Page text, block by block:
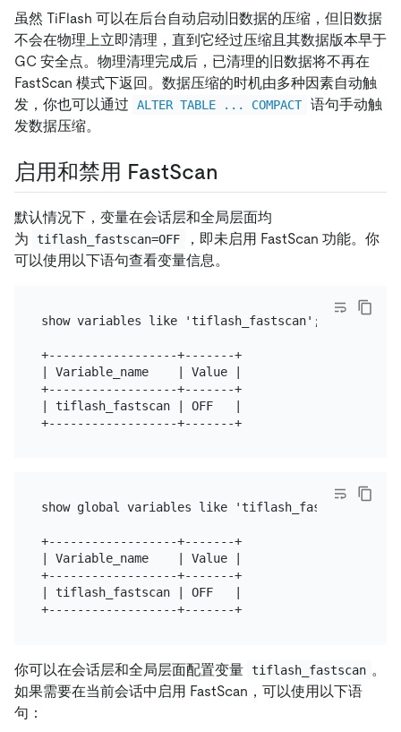
虽然 TiFlash 可以在后台自动启动旧数据的压缩，但旧数据
不会在物理上立即清理，直到它经过压缩且其数据版本早于
GC 安全点。物理清理完成后，已清理的旧数据将不再在
FastScan 模式下返回。数据压缩的时机由多种因素自动触
发，你也可以通过
ALTER TABLE ... COMPACT 语句手动触
发数据压缩。
启用和禁用 FastScan
默认情况下，变量在会话层和全局层面均
为
tiflash_fastscan=OFF
，即未启用 FastScan 功能。你
可以使用以下语句查看变量信息。
show variables like 'tiflash_fastscan';
+------------------+-------+
| Variable_name    | Value |
+------------------+-------+
| tiflash_fastscan | OFF   |
+------------------+-------+
show global variables like 'tiflash_fastscan';
+------------------+-------+
| Variable_name    | Value |
+------------------+-------+
| tiflash_fastscan | OFF   |
+------------------+-------+
你可以在会话层和全局层面配置变量 tiflash_fastscan 。
如果需要在当前会话中启用 FastScan，可以使用以下语
句：